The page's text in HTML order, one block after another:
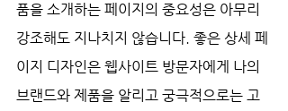
품을 소개하는 페이지의 중요성은 아무리
강조해도 지나치지 않습니다. 좋은 상세 페
이지 디자인은 웹사이트 방문자에게 나의
브랜드와 제품을 알리고 궁극적으로는 고